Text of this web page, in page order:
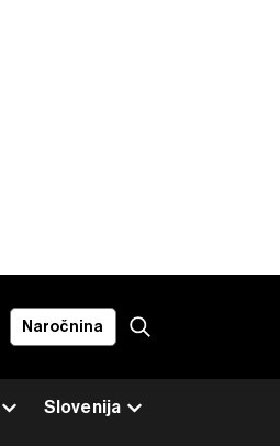
Naročnina
Slovenija